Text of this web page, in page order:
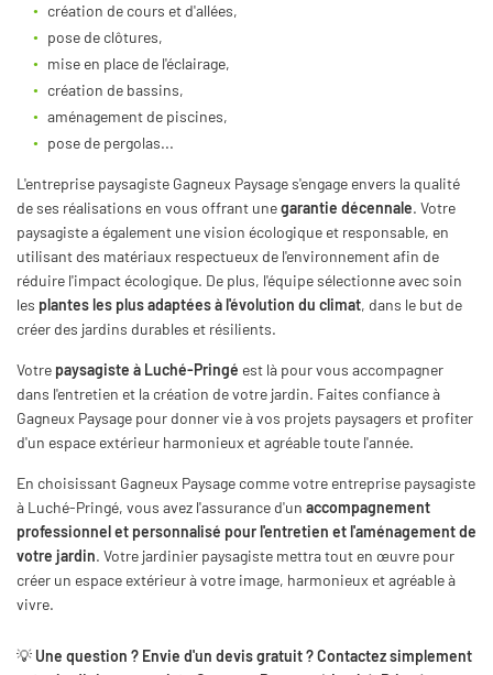
Actualités
Contact
création de cours et d'allées,
pose de clôtures,
mise en place de l'éclairage,
création de bassins,
aménagement de piscines,
pose de pergolas...
L'entreprise paysagiste Gagneux Paysage s'engage envers la qualité
de ses réalisations en vous offrant unegarantie décennale. Votre
paysagiste a également une vision écologique et responsable, en
utilisant des matériaux respectueux de l'environnement afin de
réduire l'impact écologique. De plus, l'équipe sélectionne avec soin
les plantes les plus adaptées à l'évolution du climat, dans le but de
créer des jardins durables et résilients.
Votre paysagiste à Luché-Pringé est là pour vous accompagner
dans l'entretien et la création de votre jardin. Faites confiance à
Gagneux Paysage pour donner vie à vos projets paysagers et profiter
d'un espace extérieur harmonieux et agréable toute l'année.
En choisissant Gagneux Paysage comme votre entreprise paysagiste
à Luché-Pringé, vous avez l'assurance d'un accompagnement
professionnel et personnalisé pour l'entretien et l'aménagement de
votre jardin. Votre jardinier paysagiste mettra tout en œuvre pour
créer un espace extérieur à votre image, harmonieux et agréable à
vivre.
💡 Une question ? Envie d'un devis gratuit ? Contactez simplement